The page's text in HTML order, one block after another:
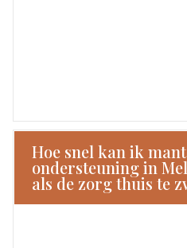
Hoe snel kan ik
ondersteuning in
als de zorg thuis te